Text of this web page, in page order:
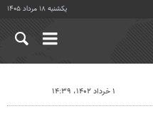
یکشنبه ۱۸ مرداد ۱۴۰۵
۱ خرداد ۱۴۰۲، ۱۴:۳۹